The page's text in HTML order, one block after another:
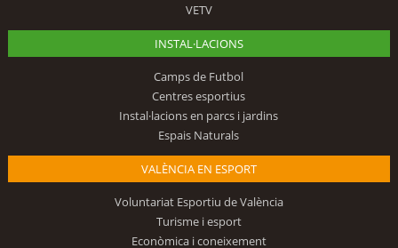
VETV
INSTAL·LACIONS
Camps de Futbol
Centres esportius
Instal·lacions en parcs i jardins
Espais Naturals
VALÈNCIA EN ESPORT
Voluntariat Esportiu de València
Turisme i esport
Econòmica i coneixement